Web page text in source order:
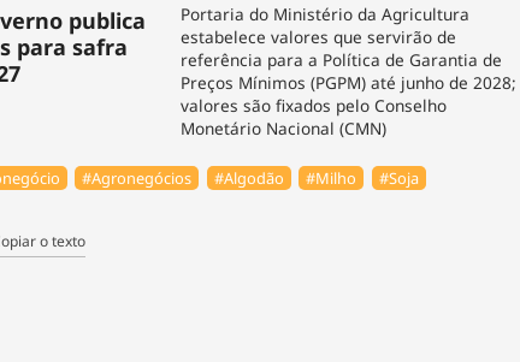
publica
para safra
Portaria do Ministério da Agricultura
estabelece valores que servirão de
referência para a Política de Garantia de
Preços Mínimos (PGPM) até junho de 2028;
valores são fixados pelo Conselho
Monetário Nacional (CMN)
#Agronegócios #Algodão #Milho #Soja
o texto